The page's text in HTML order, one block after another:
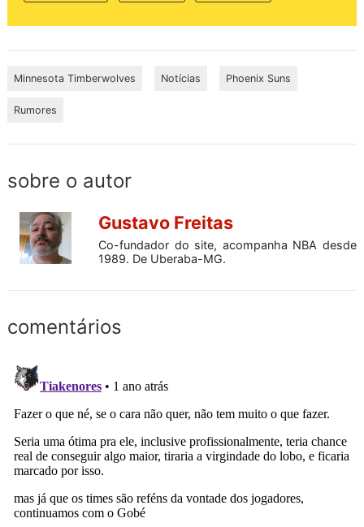
Minnesota Timberwolves Notícias Phoenix Suns
Rumores
sobre o autor
Gustavo Freitas
Co-fundador do site, acompanha NBA desde
1989. De Uberaba-MG.
comentários